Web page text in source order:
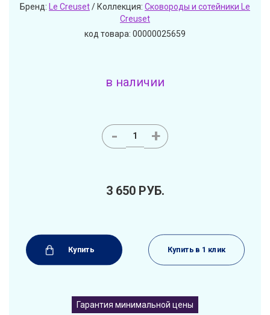
Бренд: Le Creuset/ Коллекция: Сковороды и сотейники Le
Creuset
код товара: 00000025659
в наличии
- +
3 650 РУБ.
Купить Купить в 1 клик
Гарантия минимальной цены